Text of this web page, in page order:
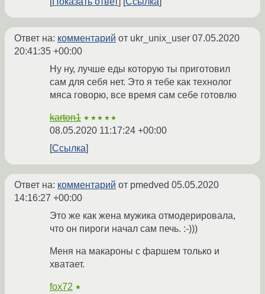
Ответ на: комментарий от ukr_unix_user 07.05.2020
20:41:35 +00:00
Ну ну, лучше еды которую ты приготовил
сам для себя нет. Это я тебе как технолог
мяса говорю, все время сам себе готовлю
karton1 ★★★★★
08.05.2020 11:17:24 +00:00
Ссылка
Ответ на: комментарий от pmedved 05.05.2020
14:16:27 +00:00
Это же как жена мужика отмодерировала,
что он пироги начал сам печь. :-)))
Меня на макароны с фаршем только и
хватает.
fox72 ★